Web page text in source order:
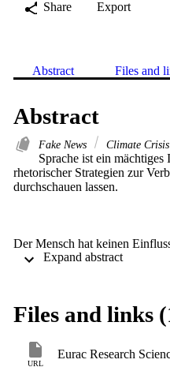
Share Export
Abstract Files and
Abstract
Fake News Climate Crisis
Sprache ist ein
rhetorischer Strategien zur
durchschauen lassen.
Der Mensch hat keinen
stimmt, darüber ist sich die
Klimawandels ist salonfähig
Regierungen Europas.
Weltanschauungen
finden sich teilweise sehr
Expand abstract
Files and links
URL
Eurac Research